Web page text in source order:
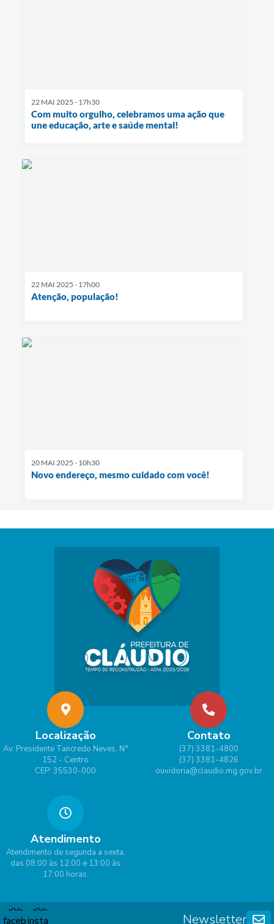
22 MAI 2025 - 17h30
Com muito orgulho, celebramos uma ação que
une educação, arte e saúde mental!
22 MAI 2025 - 17h00
Atenção, população!
20 MAI 2025 - 10h30
Novo endereço, mesmo cuidado com você!
Localização
Av. Presidente Tancredo Neves, N°
152 - Centro
CEP: 35530-000
Contato
(37) 3381-4800
(37) 3381-4826
ouvidoria@claudio.mg.gov.br
Atendimento
Atendimento de segunda a sexta,
das 08:00 às 12:00 e 13:00 às
17:00 horas.
Newsletter